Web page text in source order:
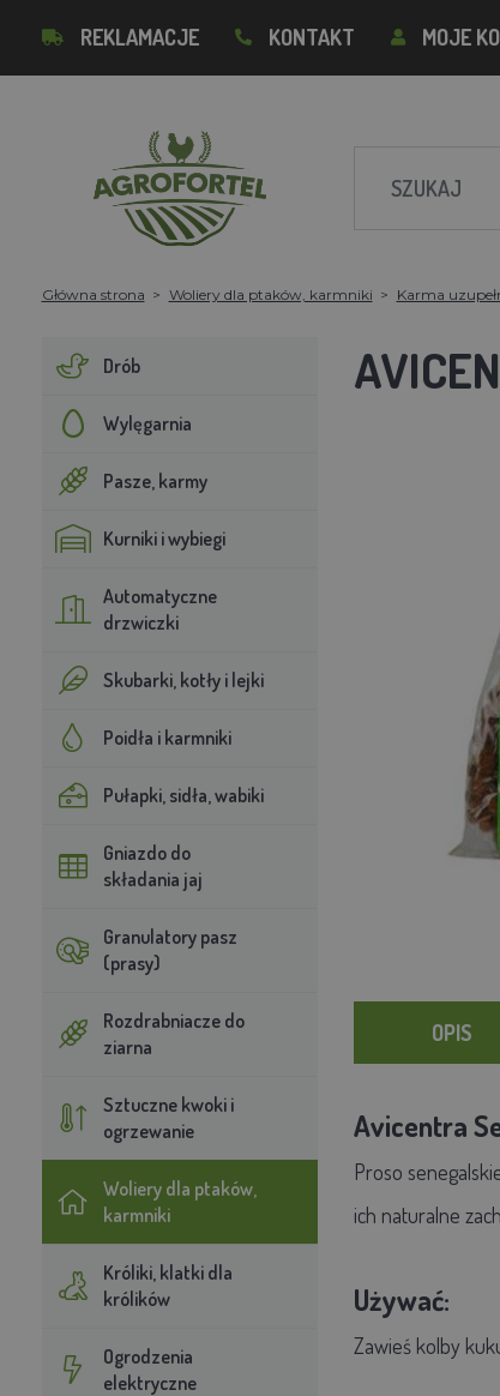
REKLAMACJE KONTAKT MOJE
Główna strona Woliery dla ptaków, karmniki Karma
Drób
Wylęgarnia
Pasze, karmy
Kurniki i wybiegi
Automatyczne
drzwiczki
Skubarki, kotły i lejki
Poidła i karmniki
Pułapki, sidła, wabiki
Gniazdo do
składania jaj
Granulatory pasz
(prasy)
Rozdrabniacze do
ziarna
Sztuczne kwoki i
ogrzewanie
Woliery dla ptaków,
karmniki
Króliki, klatki dla
królików
Ogrodzenia
elektryczne
OPIS
Avicentra
Proso
ich naturalne
Używać:
Zawieś kolby